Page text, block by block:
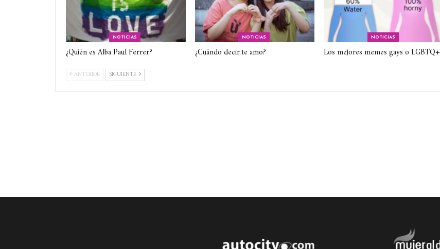
NOTICIAS
¿Quién es Alba Paul Ferrer?
NOTICIAS
¿Cuándo decir te amo?
NOTICIAS
Los mejores memes gays o LGBTQ+
ANTERIOR SIGUIENTE